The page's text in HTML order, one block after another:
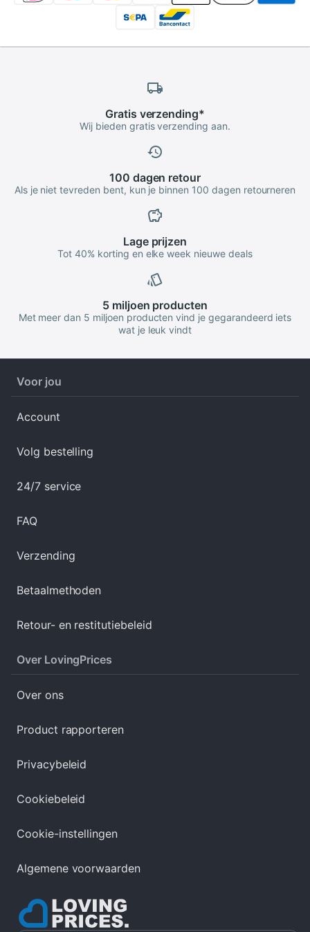
Gratis verzending*
Wij bieden gratis verzending aan.
100 dagen retour
Als je niet tevreden bent, kun je binnen 100 dagen retourneren
Lageprijzen
Tot 40% korting en elke week nieuwe deals
5 miljoen producten
Met meer dan 5 miljoen producten vind je gegarandeerd iets
wat je leuk vindt
Voor jou
Account
Volg bestelling
24/7 service
FAQ
Verzending
Betaalmethoden
Retour- en restitutiebeleid
Over LovingPrices
Over ons
Product rapporteren
Privacybeleid
Cookiebeleid
Cookie-instellingen
Algemene voorwaarden